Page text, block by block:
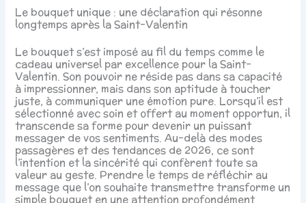
Le bouquet unique : une déclaration qui résonne
longtemps après la Saint-Valentin
Le bouquet s’est imposé au fil du temps comme le
cadeau universel par excellence pour la Saint-
Valentin. Son pouvoir ne réside pas dans sa capacité
à impressionner, mais dans son aptitude à toucher
juste, à communiquer une émotion pure. Lorsqu’il est
sélectionné avec soin et offert au moment opportun, il
transcende sa forme pour devenir un puissant
messager de vos sentiments. Au-delà des modes
passagères et des tendances de 2026, ce sont
l’intention et la sincérité qui confèrent toute sa
valeur au geste. Prendre le temps de réfléchir au
message que l’on souhaite transmettre transforme un
simple bouquet en une attention profondément